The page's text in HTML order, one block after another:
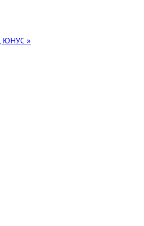
ЮНУС »